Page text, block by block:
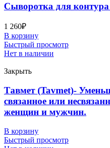
Сыворотка для
1 260₽
В корзину
Быстрый просмотр
Нет в наличии
Закрыть
Тавмет (Tavmet)-
связанное или
женщин и мужчин.
В корзину
Быстрый просмотр